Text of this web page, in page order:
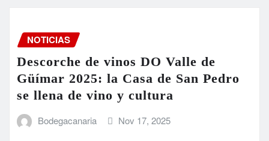
NOTICIAS
Descorche de vinos DO Valle de
Güímar 2025: la Casa de San Pedro
se llena de vino y cultura
Bodegacanaria Nov 17, 2025